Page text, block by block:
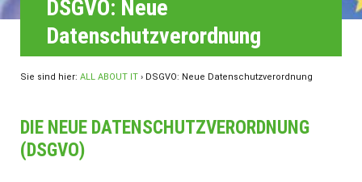
DSGVO: Neue
Datenschutzverordnung
Sie sind hier: ALL ABOUT IT › DSGVO: Neue Datenschutzverordnung
DIE NEUE DATENSCHUTZVERORDNUNG
(DSGVO)